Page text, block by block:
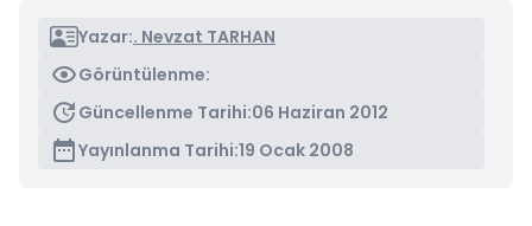
Yazar:. Nevzat TARHAN
Görüntülenme:
Güncellenme Tarihi:06 Haziran 2012
Yayınlanma Tarihi:19 Ocak 2008